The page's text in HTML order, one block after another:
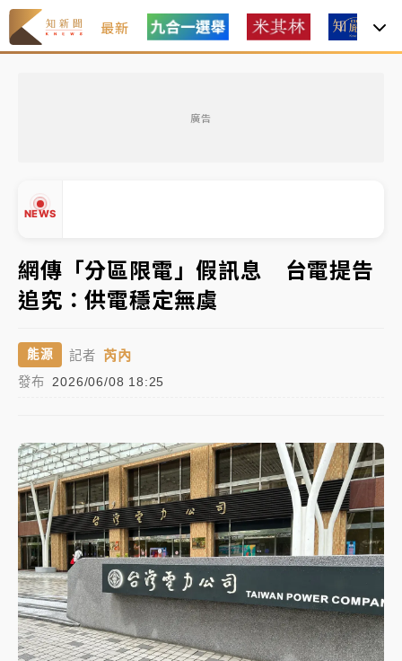
最新
廣告
NEWS
有片｜
連根拔起
中颱白海豚風雨來了！中部以北防豪雨 今晚、明天影
響最劇烈
白海豚逼近！北市水門只出不進 未移置車輛最高罰
油價持續凍漲！ 中油宣布下周一汽柴油價格維持不變
路鷹架倒塌壓2車
有片｜ 白海豚暴風圈逼近！新北淡水赫見龍捲風 榕樹
連根拔起
中颱白海豚風雨來了！中部以北防豪雨 今晚、明天影
響最劇烈
白海豚逼近！北市水門只出不進 未移置車輛最高罰
4800＋拖吊費
▲
網傳「分區限電」假訊息 台電提告
追究：供電穩定無虞
能源 記者 芮內
發布 2026/06/08 18:25